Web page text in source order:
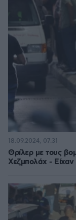
Θρίλερ με τους
Χεζμπολάχ -
18.09.2024, 07:31